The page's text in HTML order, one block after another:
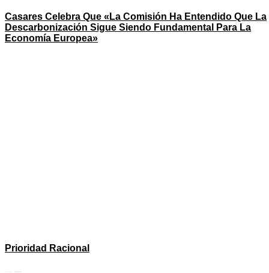
Casares Celebra Que «la Comisión Ha Entendido Que La
Descarbonización Sigue Siendo Fundamental Para La
Economía Europea»
Prioridad Racional